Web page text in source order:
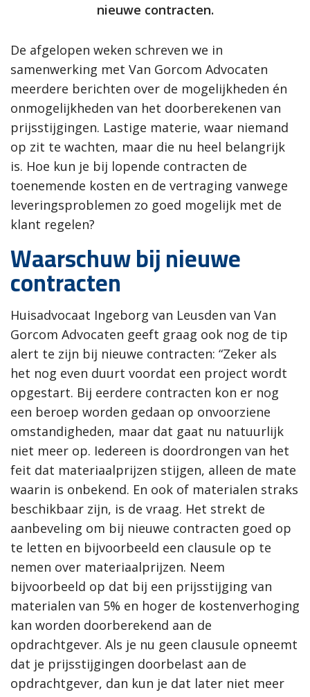
nieuwe contracten.
De afgelopen weken schreven we in
samenwerking met Van Gorcom Advocaten
meerdere berichten over de mogelijkheden én
onmogelijkheden van het doorberekenen van
prijsstijgingen. Lastige materie, waar niemand
op zit te wachten, maar die nu heel belangrijk
is. Hoe kun je bij lopende contracten de
toenemende kosten en de vertraging vanwege
leveringsproblemen zo goed mogelijk met de
klant regelen?
Waarschuw bij nieuwe
contracten
Huisadvocaat Ingeborg van Leusden van Van
Gorcom Advocaten geeft graag ook nog de tip
alert te zijn bij nieuwe contracten: “Zeker als
het nog even duurt voordat een project wordt
opgestart. Bij eerdere contracten kon er nog
een beroep worden gedaan op onvoorziene
omstandigheden, maar dat gaat nu natuurlijk
niet meer op. Iedereen is doordrongen van het
feit dat materiaalprijzen stijgen, alleen de mate
waarin is onbekend. En ook of materialen straks
beschikbaar zijn, is de vraag. Het strekt de
aanbeveling om bij nieuwe contracten goed op
te letten en bijvoorbeeld een clausule op te
nemen over materiaalprijzen. Neem
bijvoorbeeld op dat bij een prijsstijging van
materialen van 5% en hoger de kostenverhoging
kan worden doorberekend aan de
opdrachtgever. Als je nu geen clausule opneemt
dat je prijsstijgingen doorbelast aan de
opdrachtgever, dan kun je dat later niet meer